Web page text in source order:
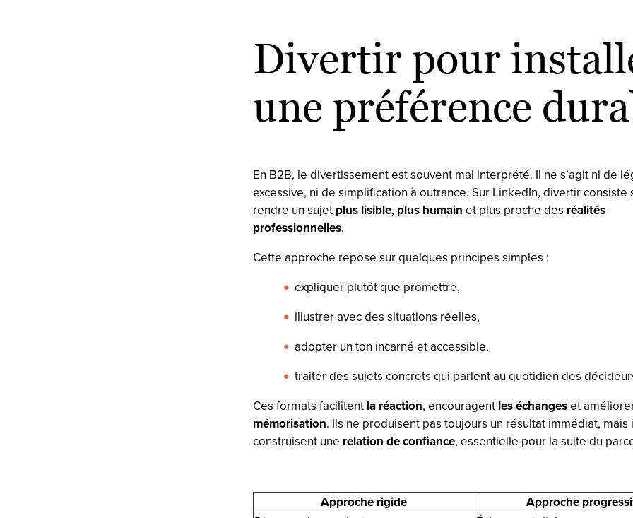
Divertir pour
une préférence
En B2B, le divertissement est souvent mal interprété. Il ne s’agit ni de
excessive, ni de simplification à outrance. Sur LinkedIn, divertir consiste
rendre un sujetplus lisible, plus humain et plus proche des réalités
professionnelles.
Cette approche repose sur quelques principes simples :
expliquer plutôt que promettre,
illustrer avec des situations réelles,
adopter un ton incarné et accessible,
traiter des sujets concrets qui parlent au quotidien des
Ces formats facilitent la réaction, encouragent les échangeset
mémorisation. Ils ne produisent pas toujours un résultat immédiat, mais
construisent une relation de confiance, essentielle pour la suite du
Approche rigide
Approche